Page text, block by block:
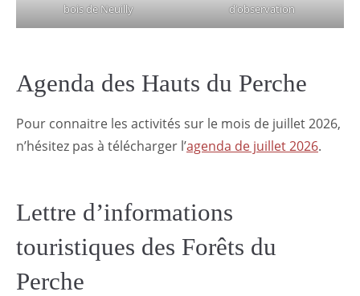
bois de Neuilly
d’observation
Agenda des Hauts du Perche
Pour connaitre les activités sur le mois de juillet 2026,
n’hésitez pas à télécharger l’agenda de juillet 2026.
Lettre d’informations
touristiques des Forêts du
Perche